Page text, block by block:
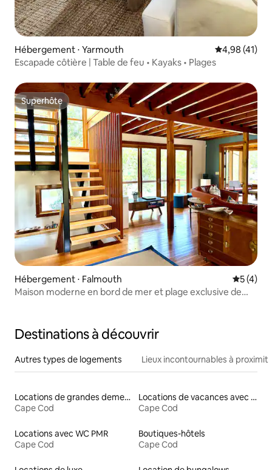
Hébergement ⋅ Yarmouth Évaluation
4,98 (41)
Escapade côtière | Table de feu • Kayaks • Plages
Superhôte
Superhôte
Hébergement ⋅ Falmouth
5 (4)
Maison moderne en bord de mer et plage exclusive de
Destinations à découvrir
Autres types de logements Lieux incontournables à
Locations de grandes demeures
Cape Cod
Locations de vacances avec piscine
Cape Cod
Locations avec WC PMR
Cape Cod
Boutiques-hôtels
Cape Cod